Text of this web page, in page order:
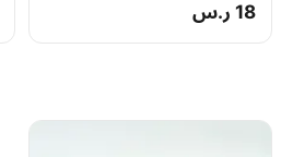
18 ر.س